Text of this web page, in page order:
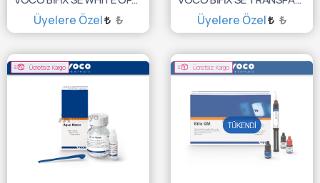
Üyelere Özel ₺
SEPETE EKLE
Üyelere Özel ₺
SEPETE EKLE
Ücretsiz Kargo Ücretsiz Kargo